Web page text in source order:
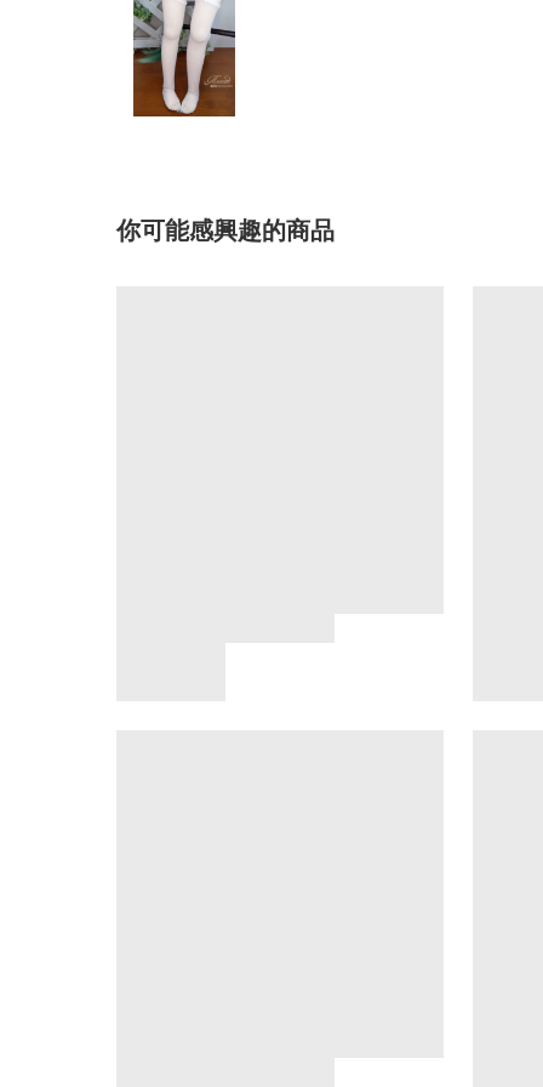
你可能感興趣的商品